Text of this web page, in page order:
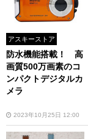
アスキーストア
防水機能搭載！ 高
画質500万画素のコ
ンパクトデジタルカ
メラ
2023年10月25日 12:00